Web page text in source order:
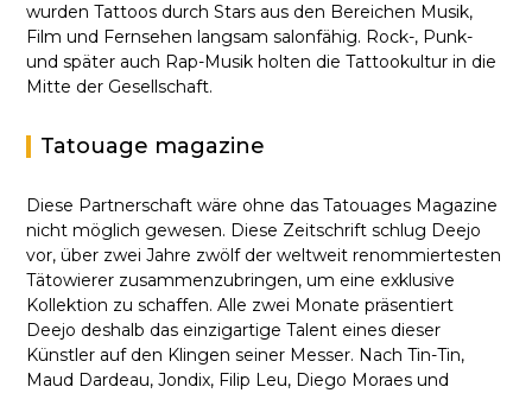
wurden Tattoos durch Stars aus den Bereichen Musik,
Film und Fernsehen langsam salonfähig. Rock-, Punk-
und später auch Rap-Musik holten die Tattookultur in die
Mitte der Gesellschaft.
Tatouage magazine
Diese Partnerschaft wäre ohne das Tatouages Magazine
nicht möglich gewesen. Diese Zeitschrift schlug Deejo
vor, über zwei Jahre zwölf der weltweit renommiertesten
Tätowierer zusammenzubringen, um eine exklusive
Kollektion zu schaffen. Alle zwei Monate präsentiert
Deejo deshalb das einzigartige Talent eines dieser
Künstler auf den Klingen seiner Messer. Nach Tin-Tin,
Maud Dardeau, Jondix, Filip Leu, Diego Moraes und